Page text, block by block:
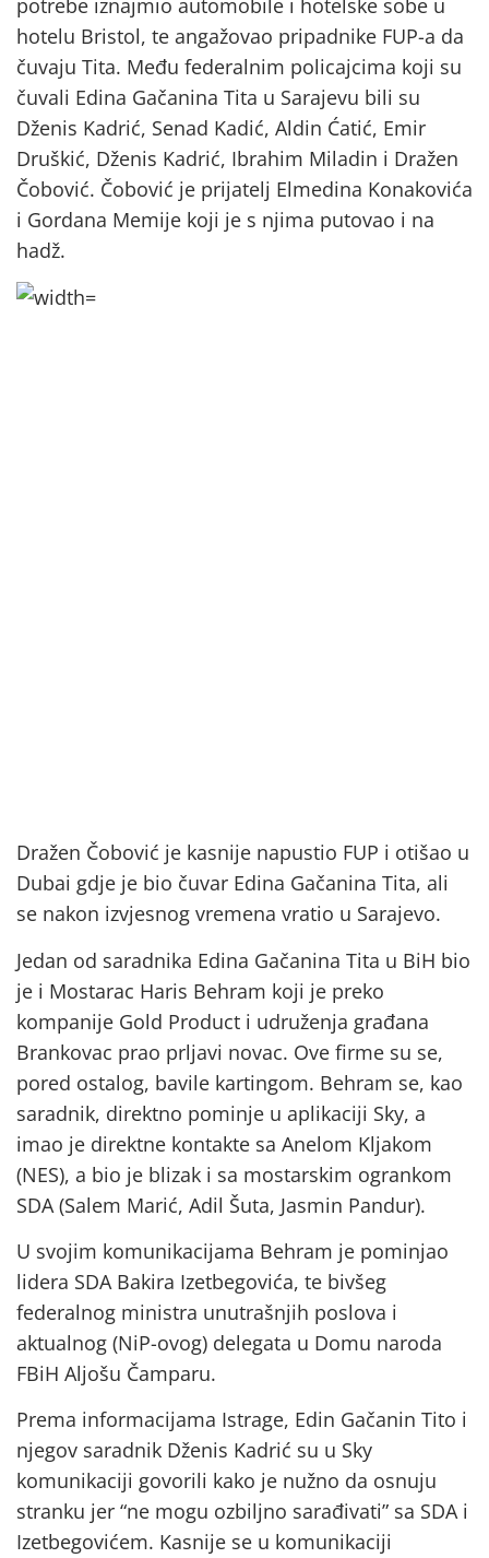
potrebe iznajmio automobile i hotelske sobe u
hotelu Bristol, te angažovao pripadnike FUP-a da
čuvaju Tita. Među federalnim policajcima koji su
čuvali Edina Gačanina Tita u Sarajevu bili su
Dženis Kadrić, Senad Kadić, Aldin Ćatić, Emir
Druškić, Dženis Kadrić, Ibrahim Miladin i Dražen
Čobović. Čobović je prijatelj Elmedina Konakovića
i Gordana Memije koji je s njima putovao i na
hadž.
Dražen Čobović je kasnije napustio FUP i otišao u
Dubai gdje je bio čuvar Edina Gačanina Tita, ali
se nakon izvjesnog vremena vratio u Sarajevo.
Jedan od saradnika Edina Gačanina Tita u BiH bio
je i Mostarac Haris Behram koji je preko
kompanije Gold Product i udruženja građana
Brankovac prao prljavi novac. Ove firme su se,
pored ostalog, bavile kartingom. Behram se, kao
saradnik, direktno pominje u aplikaciji Sky, a
imao je direktne kontakte sa Anelom Kljakom
(NES), a bio je blizak i sa mostarskim ogrankom
SDA (Salem Marić, Adil Šuta, Jasmin Pandur).
U svojim komunikacijama Behram je pominjao
lidera SDA Bakira Izetbegovića, te bivšeg
federalnog ministra unutrašnjih poslova i
aktualnog (NiP-ovog) delegata u Domu naroda
FBiH Aljošu Čamparu.
Prema informacijama Istrage, Edin Gačanin Tito i
njegov saradnik Dženis Kadrić su u Sky
komunikaciji govorili kako je nužno da osnuju
stranku jer “ne mogu ozbiljno sarađivati” sa SDA i
Izetbegovićem. Kasnije se u komunikaciji